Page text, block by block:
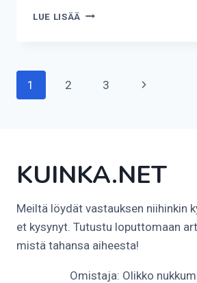
LUE LISÄÄ KUINKA
Sivunavigointi
1 2 3
Seuraava
KUINKA.NET
Meiltä löydät vastauksen niihinkin
et kysynyt. Tutustu loputtomaan
mistä tahansa aiheesta!
Omistaja: Olikko